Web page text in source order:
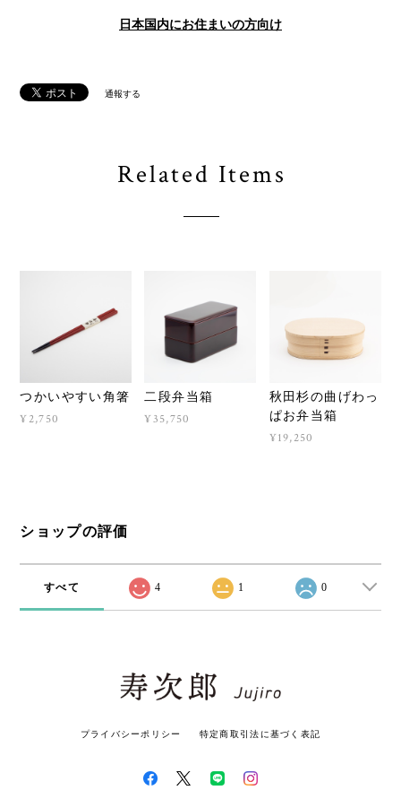
日本国内にお住まいの方向け
通報する
Related Items
つかいやすい角箸
¥2,750
二段弁当箱
¥35,750
秋田杉の曲げわっ
ぱお弁当箱
¥19,250
ショップの評価
すべて 4 1 0
プライバシーポリシー 特定商取引法に基づく表記